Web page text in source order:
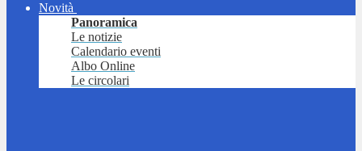
Novità
Panoramica
Le notizie
Calendario eventi
Albo Online
Le circolari